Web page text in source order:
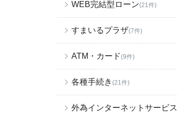
WEB完結型ローン(21件)
すまいるプラザ(7件)
ATM・カード(9件)
各種手続き (21件)
外為インターネットサービス